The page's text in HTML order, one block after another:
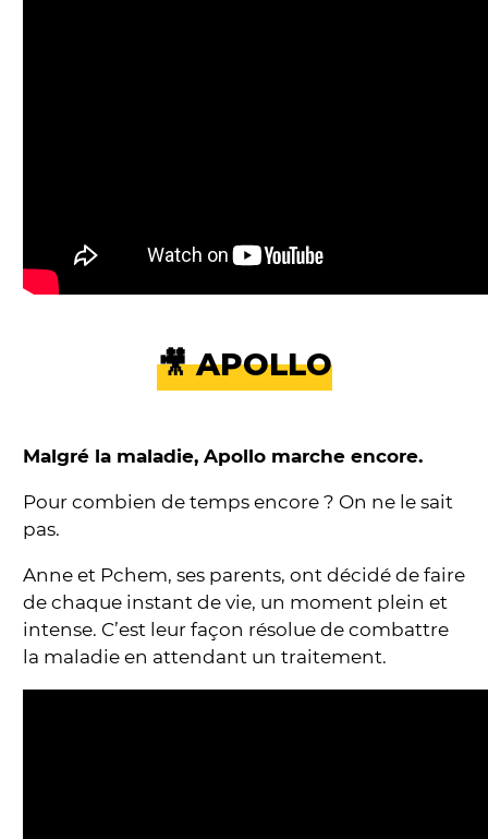
🎥 APOLLO
Malgré la maladie, Apollo marche encore.
Pour combien de temps encore ? On ne le sait
pas.
Anne et Pchem, ses parents, ont décidé de faire
de chaque instant de vie, un moment plein et
intense. C’est leur façon résolue de combattre
la maladie en attendant un traitement.